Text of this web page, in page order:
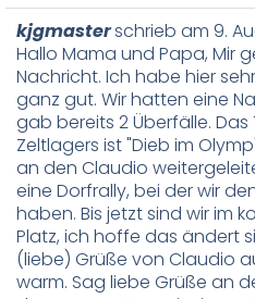
kjgmasterschrieb am 9.
Hallo Mama und Papa, Mir
Nachricht. Ich habe hier
ganz gut. Wir hatten eine
gab bereits 2 Überfälle.
Zeltlagers ist "Dieb im
an den Claudio
eine Dorfrally, bei der wir
haben. Bis jetzt sind wir im
Platz, ich hoffe das ändert
(liebe) Grüße von Claudio
warm. Sag liebe Grüße an